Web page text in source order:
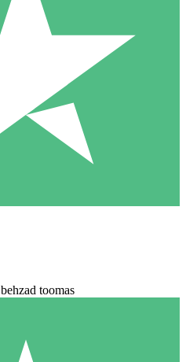
behzad toomas